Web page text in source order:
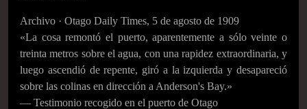
Archivo · Otago Daily Times, 5 de agosto de 1909
«La cosa remontó el puerto, aparentemente a sólo veinte o
treinta metros sobre el agua, con una rapidez extraordinaria, y
luego ascendió de repente, giró a la izquierda y desapareció
sobre las colinas en dirección a Anderson's Bay.»
— Testimonio recogido en el puerto de Otago